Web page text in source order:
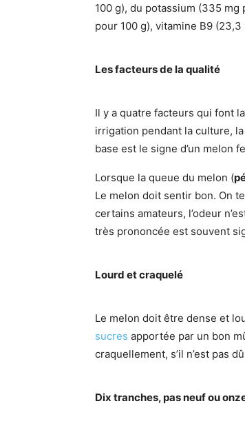
100 g), du potassium (335
pour 100 g), vitamine B9
Les facteurs de la qualité
Il y a quatre facteurs qui font
irrigation pendant la culture,
base est le signe d’un melon
Lorsque la queue du melon (
Le melon doit sentir bon. On
certains amateurs, l’odeur
très prononcée est souvent
Lourd et craquelé
Le melon doit être dense et
sucres apportée par un bon
craquellement, s’il n’est pas
Dix tranches, pas neuf ou